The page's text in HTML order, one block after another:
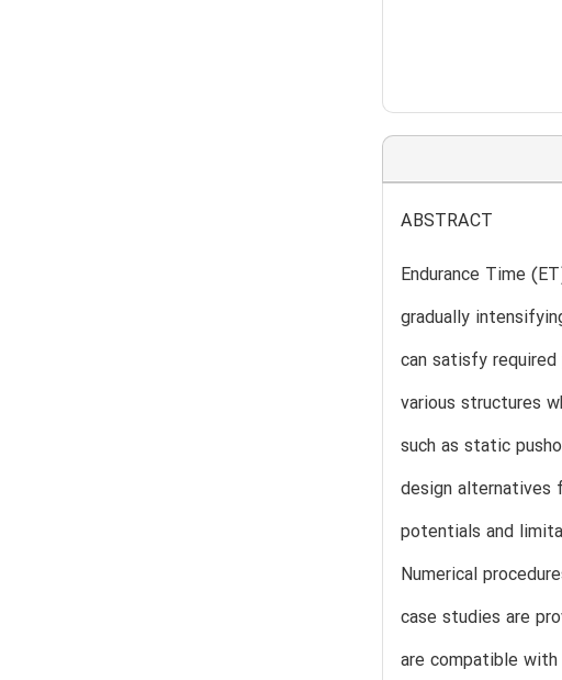
ABSTRACT
Endurance Time
gradually
can satisfy
various structures
such as static
design alternatives
potentials and
Numerical
case studies are
are compatible